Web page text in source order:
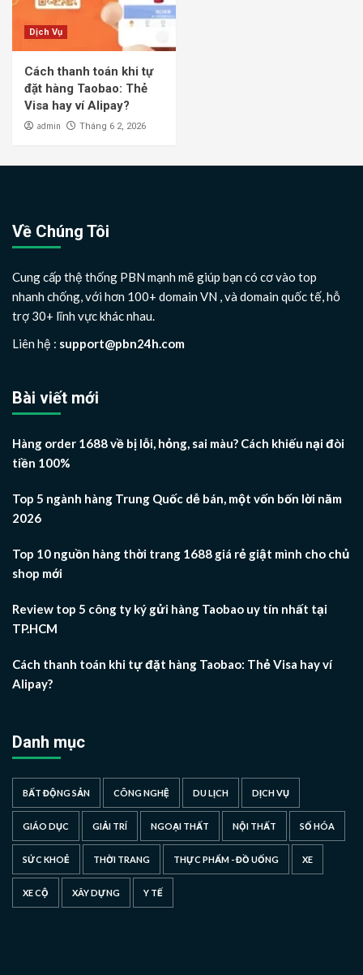
Dịch Vụ
Cách thanh toán khi tự
đặt hàng Taobao: Thẻ
Visa hay ví Alipay?
admin Tháng 6 2, 2026
Về Chúng Tôi
Cung cấp thệ thống PBN mạnh mẽ giúp bạn có cơ vào top
nhanh chống, với hơn 100+ domain VN , và domain quốc tế, hỗ
trợ 30+ lĩnh vực khác nhau.
Liên hệ : support@pbn24h.com
Bài viết mới
Hàng order 1688 về bị lỗi, hỏng, sai màu? Cách khiếu nại đòi
tiền 100%
Top 5 ngành hàng Trung Quốc dễ bán, một vốn bốn lời năm
2026
Top 10 nguồn hàng thời trang 1688 giá rẻ giật mình cho chủ
shop mới
Review top 5 công ty ký gửi hàng Taobao uy tín nhất tại
TP.HCM
Cách thanh toán khi tự đặt hàng Taobao: Thẻ Visa hay ví
Alipay?
Danh mục
BẤT ĐỘNG SẢN CÔNG NGHỆ DU LỊCH DỊCH VỤ
GIÁO DỤC GIẢI TRÍ NGOẠI THẤT NỘI THẤT SỐ HÓA
SỨC KHOẺ THỜI TRANG THỰC PHẨM - ĐỒ UỐNG XE
XE CỘ XÂY DỰNG Y TẾ